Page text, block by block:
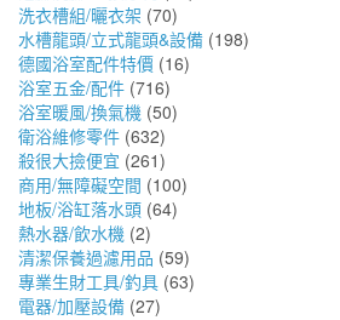
洗衣槽組/曬衣架 (70)
水槽龍頭/立式龍頭&設備 (198)
德國浴室配件特價 (16)
浴室五金/配件 (716)
浴室暖風/換氣機 (50)
衛浴維修零件 (632)
殺很大撿便宜 (261)
商用/無障礙空間 (100)
地板/浴缸落水頭 (64)
熱水器/飲水機 (2)
清潔保養過濾用品 (59)
專業生財工具/釣具 (63)
電器/加壓設備 (27)